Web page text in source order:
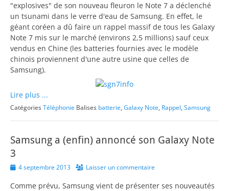
"explosives" de son nouveau fleuron le Note 7 a déclenché
un tsunami dans le verre d'eau de Samsung. En effet, le
géant coréen a dû faire un rappel massif de tous les Galaxy
Note 7 mis sur le marché (environs 2,5 millions) sauf ceux
vendus en Chine (les batteries fournies avec le modèle
chinois proviennent d'une autre usine que celles de
Samsung).
Lire plus ...
CatégoriesTéléphonie Balises batterie, Galaxy Note, Rappel, Samsung
Samsung a (enfin) annoncé son Galaxy Note
3
Posted
4 septembre 2013 Laisser un commentaire
Comme prévu, Samsung vient de présenter ses nouveautés